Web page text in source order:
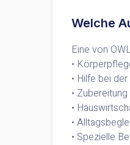
Welche
Eine von
•
• Hilfe bei
•
•
•
• Spezielle